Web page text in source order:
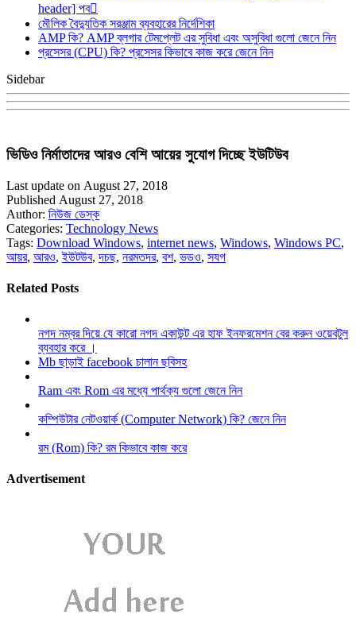
header] পব
মৌলিক বৈদ্যুতিক সরঞ্জাম ব্যবহারের নির্দেশিকা
AMP কি? AMP ব্লগার টেমপ্লেট এর সুবিধা এবং অসুবিধা গুলো জেনে নিন
প্রসেসর (CPU) কি? প্রসেসর কিভাবে কাজ করে জেনে নিন
Sidebar
ভিডিও নির্মাতাদের আরও বেশি আয়ের সুযোগ দিচ্ছে ইউটিউব
Last update on August 27, 2018
Published August 27, 2018
Author: নিউজ ডেস্ক
Categories: Technology News
Tags: Download Windows, internet news, Windows, Windows PC,
আয়র, আরও,ইউটউব,দচছ, নরমতদর, বশ, ভডও, সযগ
Related Posts
নগদ নম্বর দিয়ে যে কারো নগদ একাউন্ট এর হাফ ইনফরমেশন বের করুন ওয়েবটুল
ব্যবহার করে ।
Mb ছাড়াই facebook চালান ছবিসহ
Ram এবং Rom এর মধ্যে পার্থক্য গুলো জেনে নিন
কম্পিউটার নেটওয়ার্ক (Computer Network) কি? জেনে নিন
রম (Rom) কি? রম কিভাবে কাজ করে
Advertisement